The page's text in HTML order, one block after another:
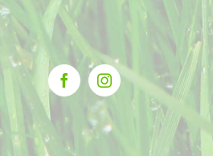
FacebookInstagram